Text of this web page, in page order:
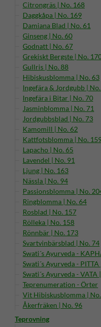
Citrongräs | No. 168
Daggkåpa | No. 169
Damiana Blad | No. 61
Ginseng | No. 60
Godnatt | No. 67
Grekiskt Bergste | No.
Gullris | No. 88
Hibiskusblomma | No. 63
Ingefära & Jordgubb |
Ingefära i Bitar | No. 70
Jasminblomma | No. 71
Jordgubbsblad | No. 73
Kamomill | No. 62
Kattfotsblomma | No.
Lapacho | No. 65
Lavendel | No. 91
Ljung | No. 163
Nässla | No. 94
Passionsblomma | No.
Ringblomma | No. 64
Rosblad | No. 157
Rölleka | No. 158
Rönnbär | No. 173
Svartvinbärsblad | No. 74
Swati´s Ayurveda -
Swati´s Ayurveda -
Swati´s Ayurveda - VATA
Teprenumeration - Örter
Vit Hibiskusblomma |
Åkerfräken | No. 96
Teprovning